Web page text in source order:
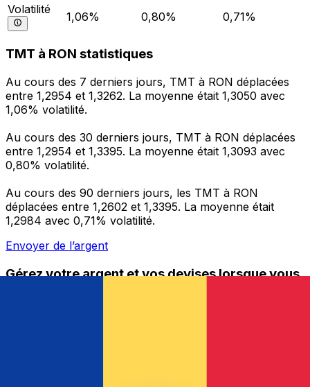
Volatilité
1,06% 0,80% 0,71%
TMT à RON statistiques
Au cours des 7 derniers jours, TMT à RON déplacées
entre 1,2954 et 1,3262. La moyenne était 1,3050 avec
1,06% volatilité.
Au cours des 30 derniers jours, TMT à RON déplacées
entre 1,2954 et 1,3395. La moyenne était 1,3093 avec
0,80% volatilité.
Au cours des 90 derniers jours, les TMT à RON
déplacées entre 1,2602 et 1,3395. La moyenne était
1,2984 avec 0,71% volatilité.
Envoyer de l’argent
Gérez votre argent et vos devises lorsque vous